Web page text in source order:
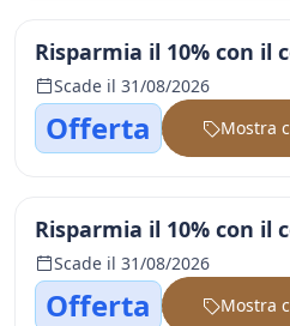
Risparmia il 10% con il
Scade il 31/08/2026
Offerta Mostra
Risparmia il 10% con il
Scade il 31/08/2026
Offerta Mostra